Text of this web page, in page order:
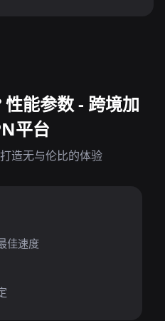
能参数 - 跨境加
平台
造无与伦比的体验
佳速度